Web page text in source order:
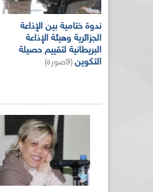
ندوة ختامية بين الإذاعة
الجزائرية وهيئة الإذاعة
البريطانية لتقييم حصيلة
التكوين (9صورة)